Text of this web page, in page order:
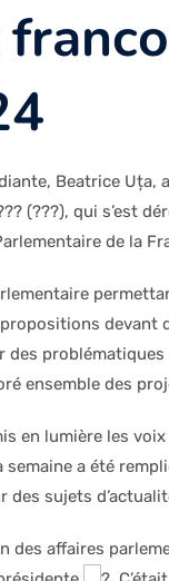
Beatrice Uța,
(???), qui s’est
de la
devant
des
ensemble des
en lumière les
semaine a été
sujets
des affaires